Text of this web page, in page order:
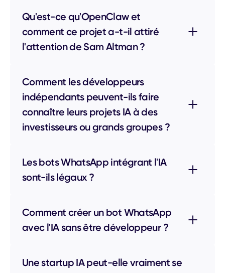
Qu'est-ce qu'OpenClaw et
comment ce projet a-t-il attiré
l'attention de Sam Altman ?
Comment les développeurs
indépendants peuvent-ils faire
connaître leurs projets IA à des
investisseurs ou grands groupes ?
Les bots WhatsApp intégrant l'IA
sont-ils légaux ?
Comment créer un bot WhatsApp
avec l'IA sans être développeur ?
Une startup IA peut-elle vraiment se
Calculez votre gain IA